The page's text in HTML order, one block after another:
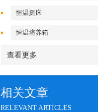
恒温摇床
恒温培养箱
查看更多
相关文章
RELEVANT ARTICLES